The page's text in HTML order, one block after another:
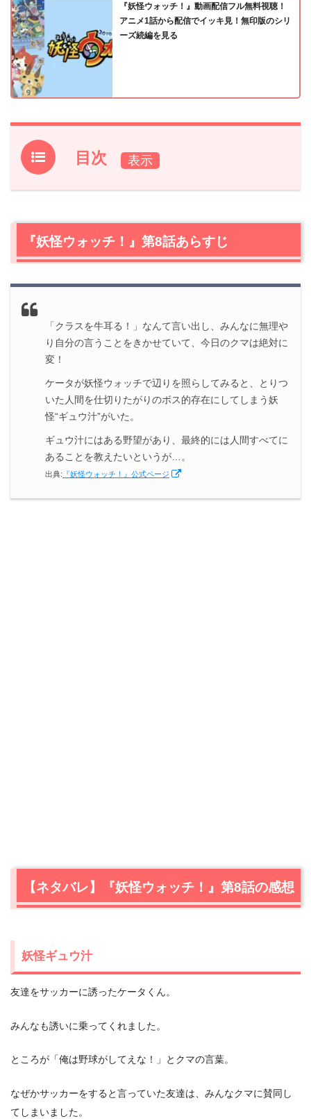
『妖怪ウォッチ！』動画配信フル無料視聴！
アニメ1話から配信でイッキ見！無印版のシリ
ーズ続編を見る
目次
1.『妖怪ウォッチ！』第8話あらすじ
2.1妖怪ギュウ汁
2.2ビーフシチューのおいしさを広めるため！
2.4地下アイドルを発掘！
3. 『妖怪ウォッチ！』第8話まとめ
『妖怪ウォッチ！』第8話あらすじ
「クラスを牛耳る！」なんて言い出し、みんなに無理や
り自分の言うことをきかせていて、今日のクマは絶対に
変！
ケータが妖怪ウォッチで辺りを照らしてみると、とりつ
いた人間を仕切りたがりのボス的存在にしてしまう妖
怪“ギュウ汁”がいた。
ギュウ汁にはある野望があり、最終的には人間すべてに
あることを教えたいというが…。
出典: 『妖怪ウォッチ！』公式ページ
【ネタバレ】『妖怪ウォッチ！』第8話の感想
妖怪ギュウ汁
友達をサッカーに誘ったケータくん。
みんなも誘いに乗ってくれました。
ところが「俺は野球がしてえな！」とクマの言葉。
なぜかサッカーをすると言っていた友達は、みんなクマに賛同し
てしまいました。